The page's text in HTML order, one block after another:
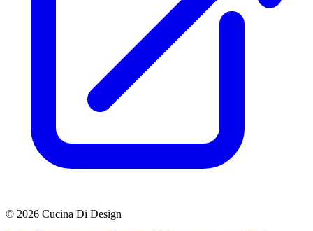
© 2026 Cucina Di Design